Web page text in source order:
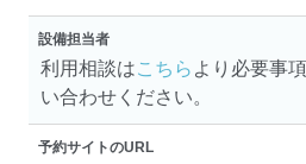
設備担当者
利用相談はこちら より必要事
い合わせください。
予約サイトのURL